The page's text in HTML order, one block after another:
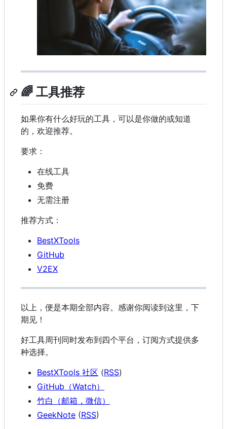
🌈 工具推荐
如果你有什么好玩的工具，可以是你做的或知道
的，欢迎推荐。
要求：
在线工具
免费
无需注册
推荐方式：
BestXTools
GitHub
V2EX
以上，便是本期全部内容。感谢你阅读到这里，下
期见！
好工具周刊同时发布到四个平台，订阅方式提供多
种选择。
BestXTools 社区 (RSS)
GitHub（Watch）
竹白（邮箱，微信）
GeekNote (RSS)